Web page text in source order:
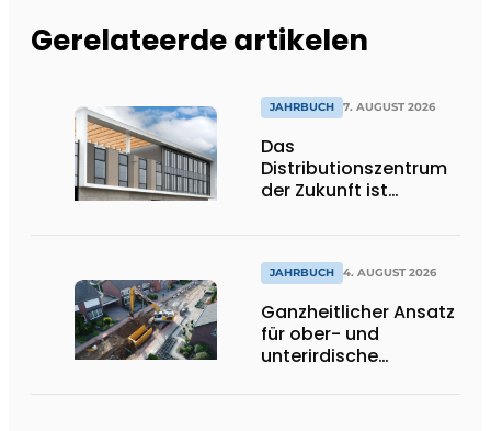
Gerelateerde artikelen
JAHRBUCH 7. AUGUST 2026
Das
Distributionszentrum
der Zukunft ist
lässt Tageslicht tief
ins Innere strömen
JAHRBUCH 4. AUGUST 2026
Ganzheitlicher Ansatz
für ober- und
unterirdische